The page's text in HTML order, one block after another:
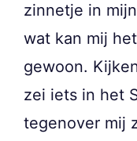
zinnetje in
wat kan mij
gewoon.
zei iets in het
tegenover mij